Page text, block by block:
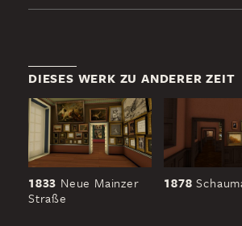
DIESES WERK ZU ANDERER ZEIT
1833 Neue Mainzer
Straße
1878